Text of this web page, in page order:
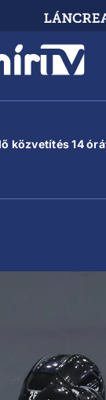
közvetítés 14